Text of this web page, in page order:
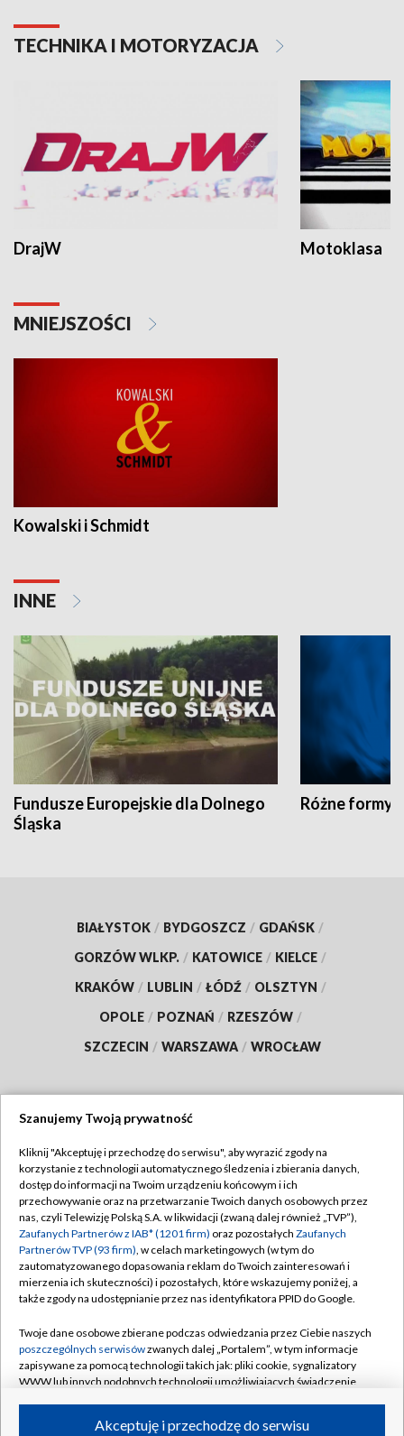
TECHNIKA I MOTORYZACJA
DrajW Motoklasa
MNIEJSZOŚCI
Kowalski i Schmidt
INNE
Fundusze Europejskie dla Dolnego
Śląska
Różne formy
BIAŁYSTOK / BYDGOSZCZ / GDAŃSK /
GORZÓW WLKP. / KATOWICE / KIELCE /
KRAKÓW / LUBLIN / ŁÓDŹ / OLSZTYN /
OPOLE / POZNAŃ / RZESZÓW /
SZCZECIN / WARSZAWA / WROCŁAW
TVP
Abonament TVP
Emisja w TVP
Centrum informacji TVP
Naziemna Telewizja Cyfrowa
Rada Programowa
System NOS
Informacje o nadawcy
Regulamin TVP
Polityka prywatności
Moje zgody
Pomoc
Kontakt
Kanały
Szanujemy Twoją prywatność
Kliknij "Akceptuję i przechodzę do serwisu", aby wyrazić zgody na
korzystanie z technologii automatycznego śledzenia i zbierania danych,
dostęp do informacji na Twoim urządzeniu końcowym i ich
przechowywanie oraz na przetwarzanie Twoich danych osobowych przez
nas, czyli Telewizję Polską S.A. w likwidacji (zwaną dalej również „TVP”),
Zaufanych Partnerów z IAB* (1201 firm) oraz pozostałych Zaufanych
Partnerów TVP (93 firm), w celach marketingowych (w tym do
zautomatyzowanego dopasowania reklam do Twoich zainteresowań i
mierzenia ich skuteczności) i pozostałych, które wskazujemy poniżej, a
także zgody na udostępnianie przez nas identyfikatora PPID do Google.
Twoje dane osobowe zbierane podczas odwiedzania przez Ciebie naszych
poszczególnych serwisówzwanych dalej „Portalem”, w tym informacje
zapisywane za pomocą technologii takich jak: pliki cookie, sygnalizatory
WWW lub innych podobnych technologii umożliwiających świadczenie
ruchu w Internecie.Akceptuję i przechodzę do serwisu